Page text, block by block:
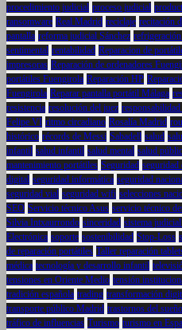
procedimiento judicial proceso judicial
ransomware Real Madrid reciclaje recitación
pantalla reforma judicial Sánchez
sentimental rentabilidad Reparacion de
impresoras Reparación de ordenadores
portátiles Fuengirola Reparación HP
Fuengirola Reparar pantalla portátil Málaga
resistencia resolución del juez
Felipe VI ritmo circadiano Rosalía Madrid
histórico récords de Messi Sabadell salud
infantil salud infantil salud mental salud
mantenimiento portátiles Seguridad seguridad
digital seguridad informática seguridad
seguridad vial seguridad wifi selecciones
SEO Servicio técnico Asus servicio técnico
Silvia Intxaurrondo sinceridad sistema
Electrónica soporte sostenibilidad Stop-Loss
de reparación portátiles Taller reparación
médica tecnología y desarrollo infantil
tensiones en Oriente Medio tensión
tradición española trading transformación
transporte público Madrid trastornos del sueño
tráfico de influencias Turismo turismo en